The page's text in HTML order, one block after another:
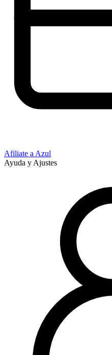
Afiliate a Azul
Ayuda y Ajustes